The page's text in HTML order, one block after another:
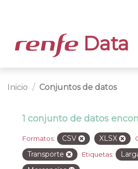
Data
Inicio Conjuntos de datos
1 conjunto de datos
Formatos: CSV XLSX
Transporte Etiquetas: